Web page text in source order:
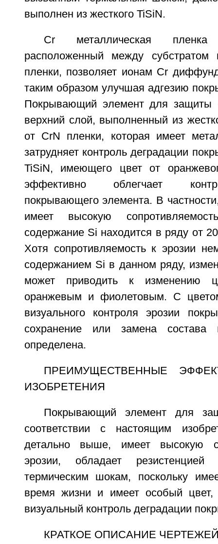
выполнен из жесткого TiSiN.
Cr металлическая
расположенный между
пленки, позволяет ионам Cr
таким образом улучшая адгезию
Покрывающий элемент для защиты
верхний слой, выполненный из
от CrN пленки, которая имеет
затрудняет контроль деградации
TiSiN, имеющего цвет от
эффективно облегчает
покрывающего элемента. В
имеет высокую
содержание Si находится в ряду от
Хотя сопротивляемость к эрозии
содержанием Si в данном ряду,
может приводить к изменению
оранжевым и фиолетовым. С
визуального контроля эрозии
сохранение или замена
определена.
ПРЕИМУЩЕСТВЕННЫЕ
ИЗОБРЕТЕНИЯ
Покрывающий элемент для
соответствии с настоящим
детально выше, имеет высокую
эрозии, обладает
термическим шокам, поскольку
время жизни и имеет особый цвет,
визуальный контроль деградации
КРАТКОЕ ОПИСАНИЕ